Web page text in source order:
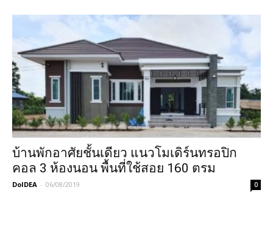
บ้านพักอาศัยชั้นเดียว แนวโมเดิร์นทรอปิก
คอล 3 ห้องนอน พื้นที่ใช้สอย 160 ตรม
DoIDEA - 06/08/2019 0